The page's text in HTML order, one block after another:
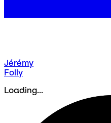
Jérémy
Folly
Loading...